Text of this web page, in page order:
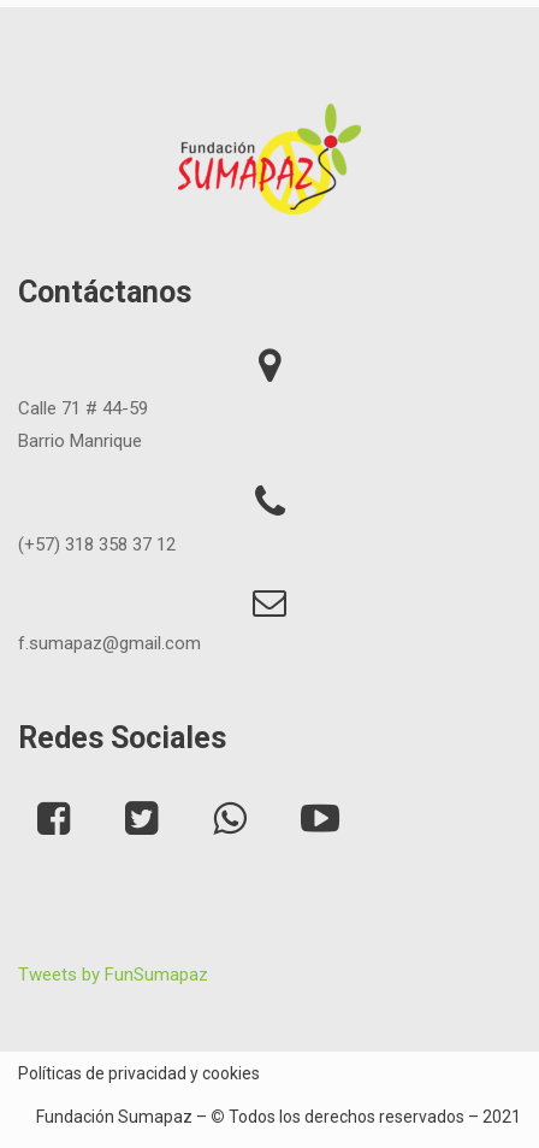
Contáctanos
Calle 71 # 44-59
Barrio Manrique
(+57) 318 358 37 12
f.sumapaz@gmail.com
Redes Sociales
Tweets by FunSumapaz
Políticas de privacidad y cookies
Fundación Sumapaz – © Todos los derechos reservados – 2021